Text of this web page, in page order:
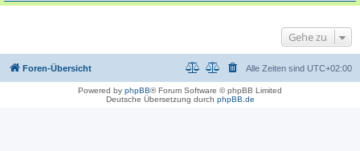
Gehe zu
Foren-Übersicht Alle Zeiten sind UTC+02:00
Powered by phpBB® Forum Software © phpBB Limited
Deutsche Übersetzung durch phpBB.de